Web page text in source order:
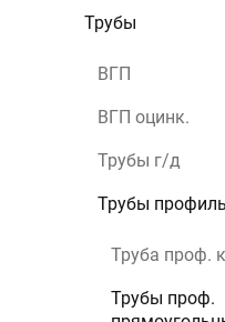
Трубы
ВГП
ВГП оцинк.
Трубы г/д
Трубы
Труба проф.
Трубы проф.